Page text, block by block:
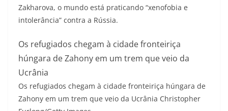
Zakharova, o mundo está praticando “xenofobia e
intolerância” contra a Rússia.
Os refugiados chegam à cidade fronteiriça
húngara de Zahony em um trem que veio da
Ucrânia
Os refugiados chegam à cidade fronteiriça húngara de
Zahony em um trem que veio da Ucrânia Christopher